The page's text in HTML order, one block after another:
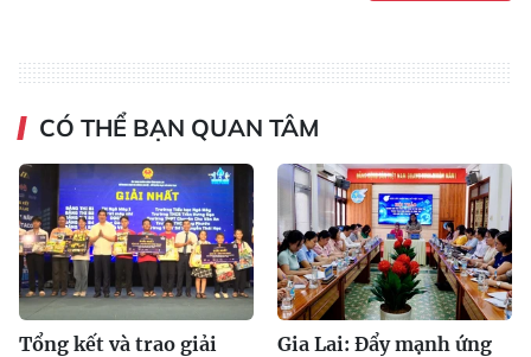
CÓ THỂ BẠN QUAN TÂM
Tổng kết và trao giải
Gia Lai: Đẩy mạnh ứng